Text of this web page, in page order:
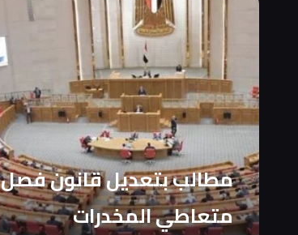
مطالب بتعديل قانون فصل
متعاطي المخدرات